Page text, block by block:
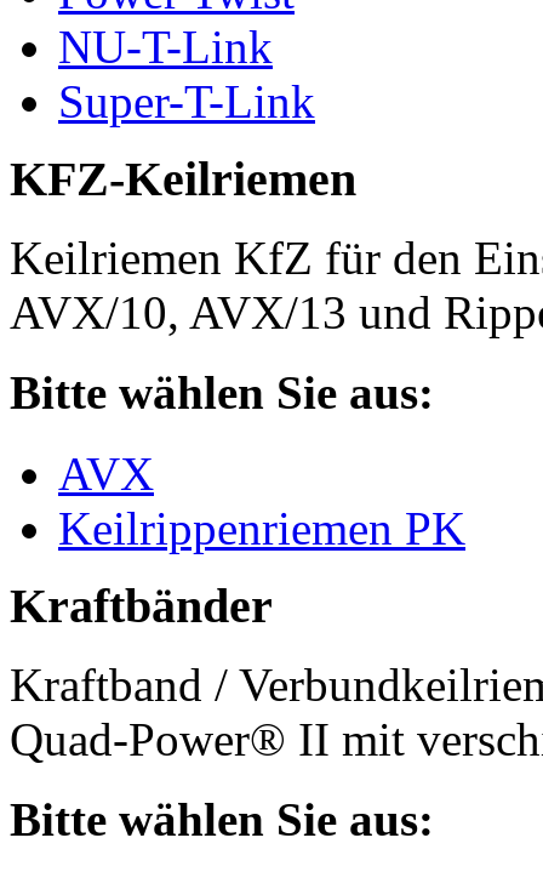
NU-T-Link
Super-T-Link
KFZ-Keilriemen
Keilriemen KfZ für den
AVX/10, AVX/13 und
Bitte wählen Sie aus:
AVX
Keilrippenriemen PK
Kraftbänder
Kraftband /
Quad-Power® II mit
Bitte wählen Sie aus: